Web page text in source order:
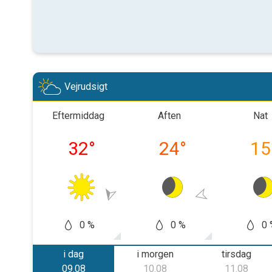
Vejrudsigt
Eftermiddag
32°
0 %
Aften
24°
0 %
Nat
15
0
i dag
09.08
i morgen
10.08
tirsdag
11.08